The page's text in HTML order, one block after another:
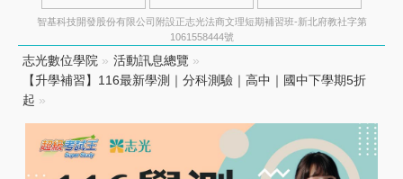
智基科技開發股份有限公司附設正志光法商文理短期補習班-新北府教社字第
1061558444號
志光數位學院 » 活動訊息總覽 »
【升學補習】116最新學測｜分科測驗｜高中｜國中下學期5折
起 »